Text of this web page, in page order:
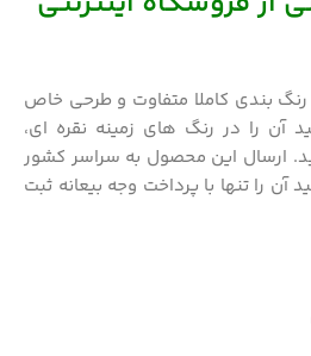
رنگ بندی کاملا متفاوت و طرحی خاص
آن را در رنگ های زمینه نقره ای،
ارسال این محصول به سراسر کشور
آن را تنها با پرداخت وجه بیعانه ثبت